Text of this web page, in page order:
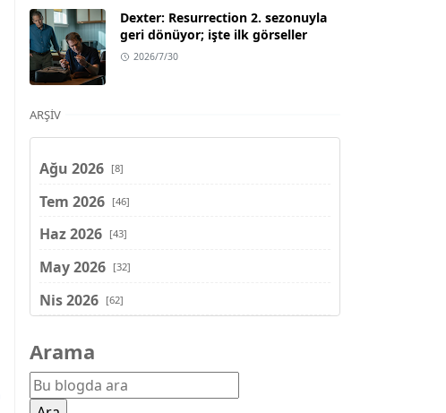
Dexter: Resurrection 2. sezonuyla
geri dönüyor; işte ilk görseller
2026/7/30
ARŞIV
Ağu 2026 [8]
Tem 2026 [46]
Haz 2026 [43]
May 2026 [32]
Nis 2026 [62]
Şub 2026
Oca 2026 [72]
Arama